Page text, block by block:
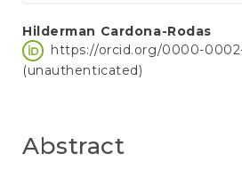
Main
Article
Hilderman Cardona-Rodas
https://orcid.org/0000-
(unauthenticated)
Abstract